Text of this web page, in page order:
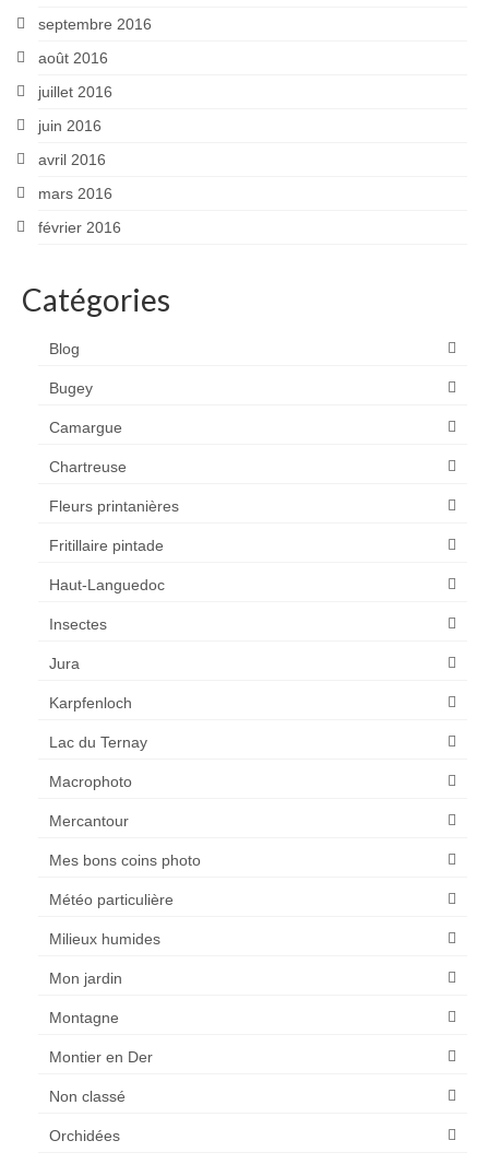
septembre 2016
août 2016
juillet 2016
juin 2016
avril 2016
mars 2016
février 2016
Catégories
Blog
Bugey
Camargue
Chartreuse
Fleurs printanières
Fritillaire pintade
Haut-Languedoc
Insectes
Jura
Karpfenloch
Lac du Ternay
Macrophoto
Mercantour
Mes bons coins photo
Météo particulière
Milieux humides
Mon jardin
Montagne
Montier en Der
Non classé
Orchidées